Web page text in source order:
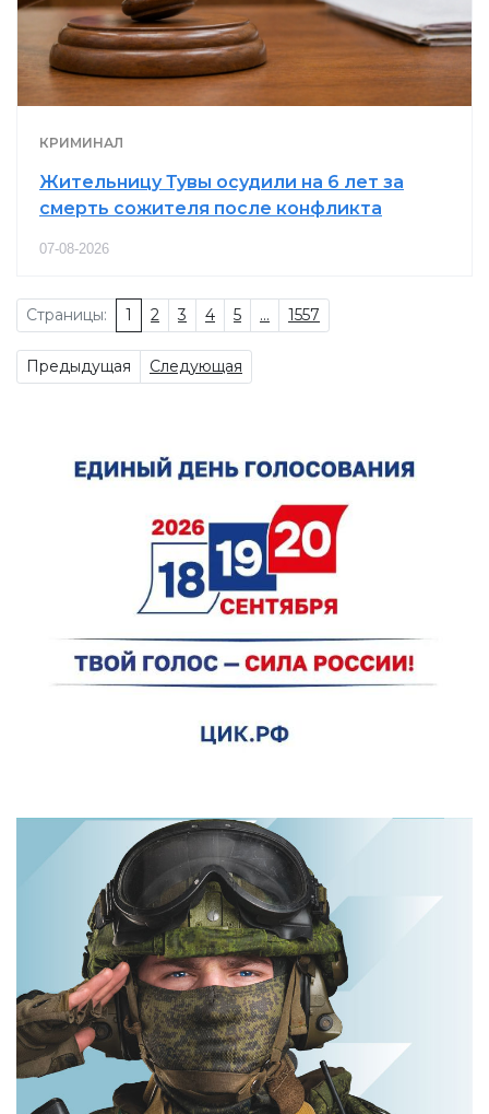
КРИМИНАЛ
Жительницу Тувы осудили на 6 лет за
смерть сожителя после конфликта
07-08-2026
Страницы: 1 2 3 4 5 ... 1557
Предыдущая Следующая